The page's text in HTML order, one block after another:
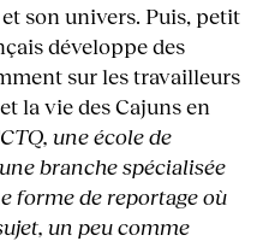
son univers. Puis, petit
développe des
sur les travailleurs
la vie des Cajuns en
une école de
branche spécialisée
forme de reportage où
un peu comme